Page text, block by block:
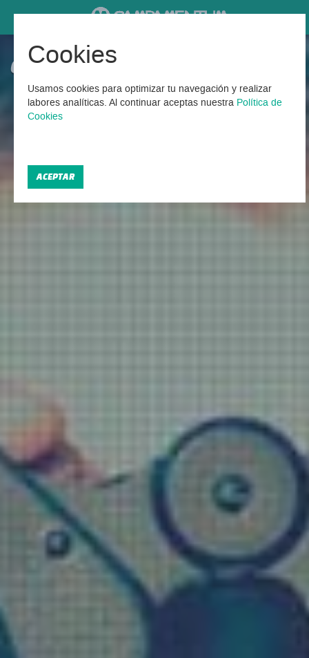
Campamentos para familias
Encontrados 7 Campamentos familiares 2026
Cookies
Usamos cookies para optimizar tu navegación y realizar
labores analíticas. Al continuar aceptas nuestra Política de
Cookies
ACEPTAR